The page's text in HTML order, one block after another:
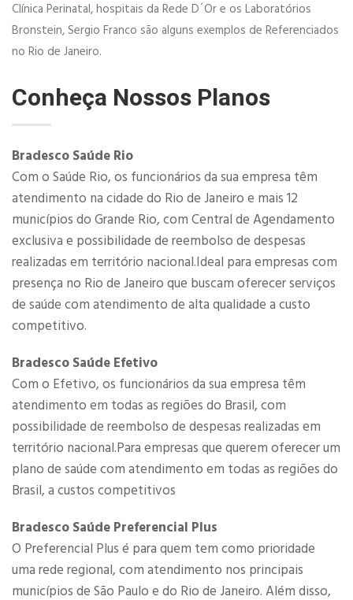
Clínica Perinatal, hospitais da Rede D´Or e os Laboratórios
Bronstein, Sergio Franco são alguns exemplos de Referenciados
no Rio de Janeiro.
Conheça Nossos Planos
Bradesco Saúde Rio
Com o Saúde Rio, os funcionários da sua empresa têm
atendimento na cidade do Rio de Janeiro e mais 12
municípios do Grande Rio, com Central de Agendamento
exclusiva e possibilidade de reembolso de despesas
realizadas em território nacional.Ideal para empresas com
presença no Rio de Janeiro que buscam oferecer serviços
de saúde com atendimento de alta qualidade a custo
competitivo.
Bradesco Saúde Efetivo
Com o Efetivo, os funcionários da sua empresa têm
atendimento em todas as regiões do Brasil, com
possibilidade de reembolso de despesas realizadas em
território nacional.Para empresas que querem oferecer um
plano de saúde com atendimento em todas as regiões do
Brasil, a custos competitivos​
Bradesco Saúde Preferencial Plus
O Preferencial Plus é para quem tem como prioridade
uma rede regional, com atendimento nos principais
municípios de São Paulo e do Rio de Janeiro. Além disso,